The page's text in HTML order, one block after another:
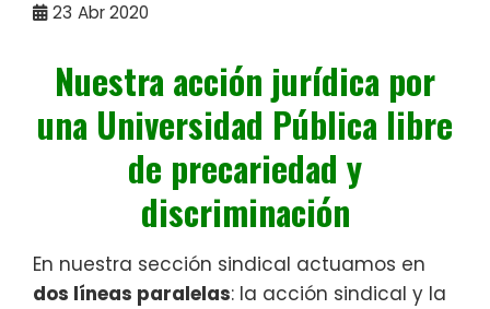
23 Abr 2020
Nuestra acción jurídica por
una Universidad Pública libre
de precariedad y
discriminación
En nuestra sección sindical actuamos en
dos líneas paralelas: la acción sindical y la